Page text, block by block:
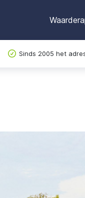
Sinds 2005 het